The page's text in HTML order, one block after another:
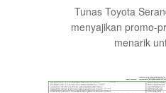
Tunas Toyota
menyajikan promo-
menarik